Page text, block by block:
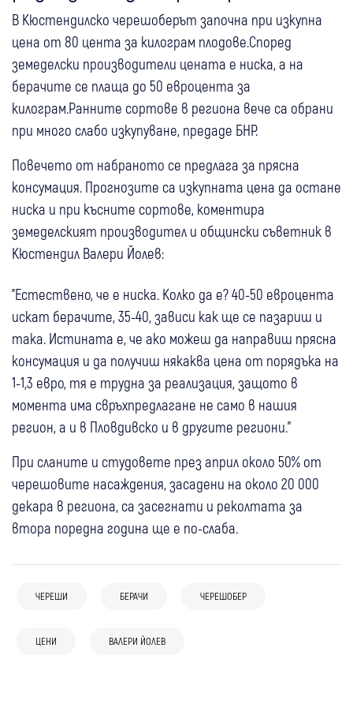
В Кюстендилско черешоберът започна при изкупна
цена от 80 цента за килограм плодове.Според
земеделски производители цената е ниска, а на
берачите се плаща до 50 евроцента за
килограм.Ранните сортове в региона вече са обрани
при много слабо изкупуване, предаде БНР.
Повечето от набраното се предлага за прясна
консумация. Прогнозите са изкупната цена да остане
ниска и при късните сортове, коментира
земеделският производител и общински съветник в
Кюстендил Валери Йолев:
"Естествено, че е ниска. Колко да е? 40-50 евроцента
искат берачите, 35-40, зависи как ще се пазариш и
така. Истината е, че ако можеш да направиш прясна
консумация и да получиш някаква цена от порядъка на
1-1,3 евро, тя е трудна за реализация, защото в
момента има свръхпредлагане не само в нашия
регион, а и в Пловдивско и в другите региони."
При сланите и студовете през април около 50% от
черешовите насаждения, засадени на около 20 000
декара в региона, са засегнати и реколтата за
втора поредна година ще е по-слаба.
ЧЕРЕШИ БЕРАЧИ ЧЕРЕШОБЕР
ЦЕНИ ВАЛЕРИ ЙОЛЕВ
плодове и зеленчуци по границите с
Турция и Северна Македония
минималната заплата и стажа: Над 300
България 29 юли
България Скорости 29 юли